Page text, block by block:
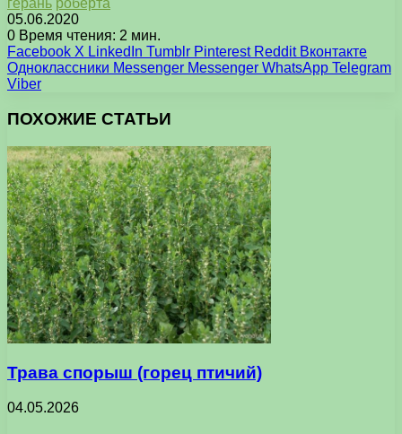
герань роберта
05.06.2020
0 Время чтения: 2 мин.
Facebook X LinkedIn Tumblr Pinterest Reddit Вконтакте
Одноклассники Messenger Messenger WhatsApp Telegram
Viber
ПОХОЖИЕ СТАТЬИ
Трава спорыш (горец птичий)
04.05.2026